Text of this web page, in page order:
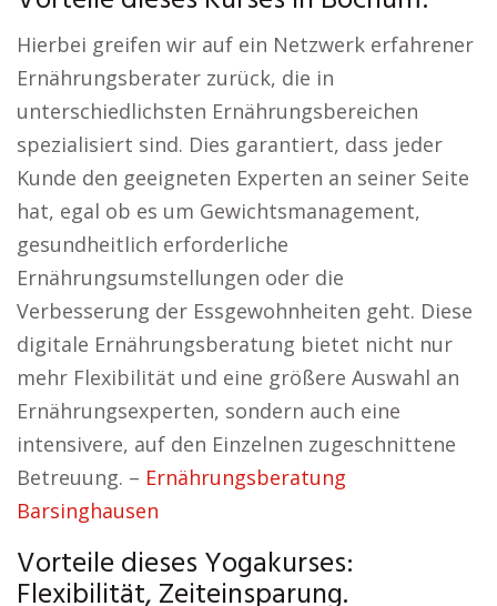
Hierbei greifen wir auf ein Netzwerk erfahrener
Ernährungsberater zurück, die in
unterschiedlichsten Ernährungsbereichen
spezialisiert sind. Dies garantiert, dass jeder
Kunde den geeigneten Experten an seiner Seite
hat, egal ob es um Gewichtsmanagement,
gesundheitlich erforderliche
Ernährungsumstellungen oder die
Verbesserung der Essgewohnheiten geht. Diese
digitale Ernährungsberatung bietet nicht nur
mehr Flexibilität und eine größere Auswahl an
Ernährungsexperten, sondern auch eine
intensivere, auf den Einzelnen zugeschnittene
Betreuung. – Ernährungsberatung
Barsinghausen
Vorteile dieses Yogakurses:
Flexibilität, Zeiteinsparung.